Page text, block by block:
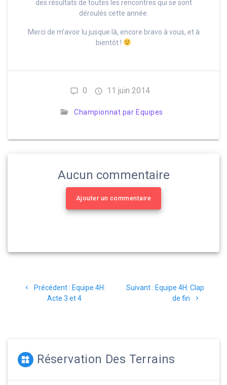
des résultats de toutes les rencontres qui se sont
déroulés cette année.
Merci de m’avoir lu jusque là, encore bravo à vous, et à
bientôt !
0 11 juin 2014
Championnat par Equipes
Aucun commentaire
Ajouter un commentaire
Précédent : Article
précédent
Equipe 4H:
Acte 3 et 4
Suivant : Article
suivant
Equipe 4H: Clap
de fin
Réservation Des Terrains